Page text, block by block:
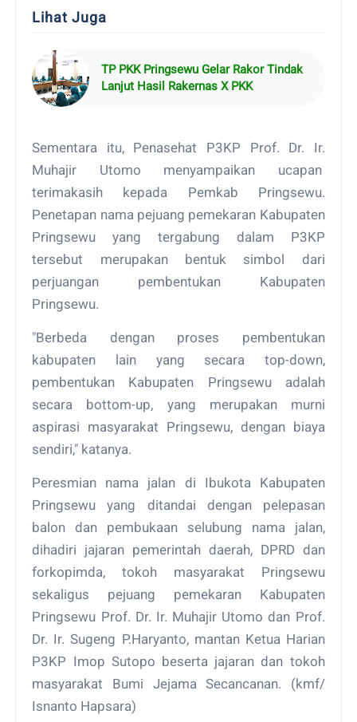
Lihat Juga
TP PKK Pringsewu Gelar Rakor Tindak
Lanjut Hasil Rakernas X PKK
Sementara itu, Penasehat P3KP Prof. Dr. Ir.
Muhajir Utomo menyampaikan ucapan
terimakasih kepada Pemkab Pringsewu.
Penetapan nama pejuang pemekaran Kabupaten
Pringsewu yang tergabung dalam P3KP
tersebut merupakan bentuk simbol dari
perjuangan pembentukan Kabupaten
Pringsewu.
"Berbeda dengan proses pembentukan
kabupaten lain yang secara top-down,
pembentukan Kabupaten Pringsewu adalah
secara bottom-up, yang merupakan murni
aspirasi masyarakat Pringsewu, dengan biaya
sendiri," katanya.
Peresmian nama jalan di Ibukota Kabupaten
Pringsewu yang ditandai dengan pelepasan
balon dan pembukaan selubung nama jalan,
dihadiri jajaran pemerintah daerah, DPRD dan
forkopimda, tokoh masyarakat Pringsewu
sekaligus pejuang pemekaran Kabupaten
Pringsewu Prof. Dr. Ir. Muhajir Utomo dan Prof.
Dr. Ir. Sugeng P.Haryanto, mantan Ketua Harian
P3KP Imop Sutopo beserta jajaran dan tokoh
masyarakat Bumi Jejama Secancanan. (kmf/
Isnanto Hapsara)